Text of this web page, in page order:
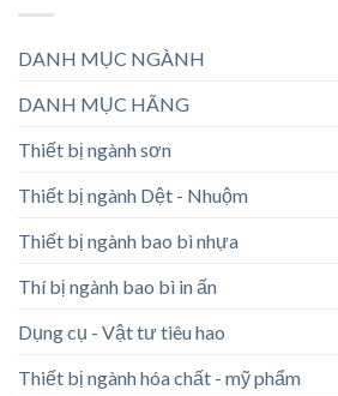
DANH MỤC NGÀNH
DANH MỤC HÃNG
Thiết bị ngành sơn
Thiết bị ngành Dệt - Nhuộm
Thiết bị ngành bao bì nhựa
Thí bị ngành bao bì in ấn
Dụng cụ - Vật tư tiêu hao
Thiết bị ngành hóa chất - mỹ phẩm